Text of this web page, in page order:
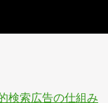
検索広告の仕組み